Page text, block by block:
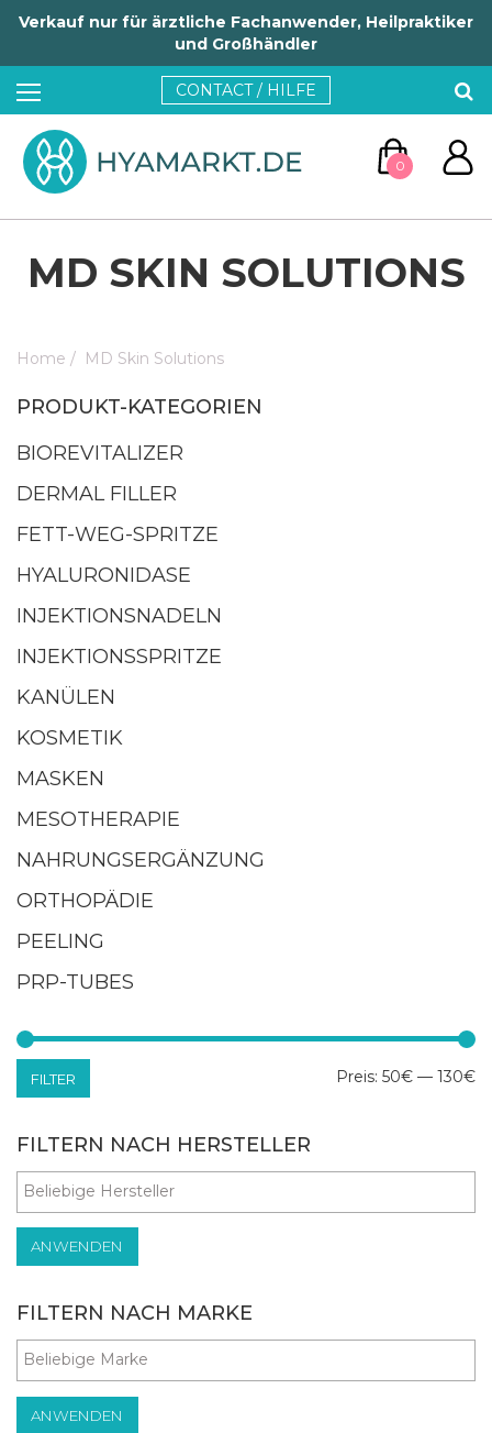
Verkauf nur für ärztliche Fachanwender, Heilpraktiker
und Großhändler
CONTACT / HILFE
0
ZUM WARENKORB
WEITER EINKAUFEN
MD SKIN SOLUTIONS
Home / MD Skin Solutions
PRODUKT-KATEGORIEN
BIOREVITALIZER
DERMAL FILLER
FETT-WEG-SPRITZE
HYALURONIDASE
INJEKTIONSNADELN
INJEKTIONSSPRITZE
KANÜLEN
KOSMETIK
MASKEN
MESOTHERAPIE
NAHRUNGSERGÄNZUNG
ORTHOPÄDIE
PEELING
PRP-TUBES
FILTER Preis: 50€ — 130€
FILTERN NACH HERSTELLER
ANWENDEN
FILTERN NACH MARKE
ANWENDEN